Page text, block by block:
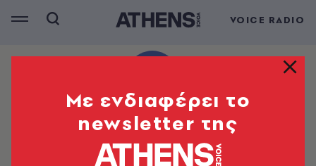
VOICE RADIO
Mε ενδιαφέρει το
newsletter της